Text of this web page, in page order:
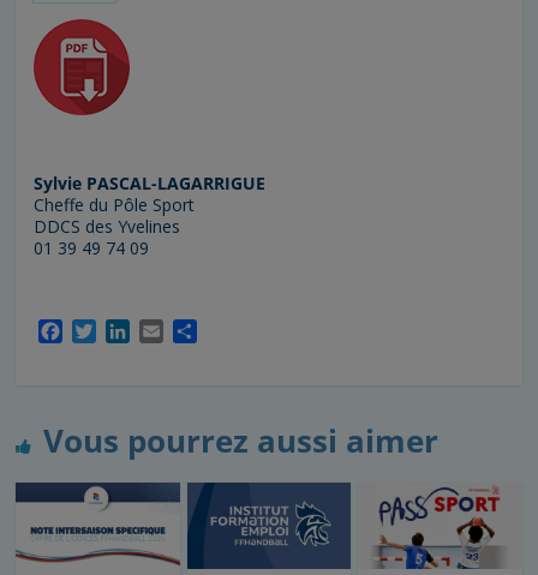
Sylvie PASCAL-LAGARRIGUE
Cheffe du Pôle Sport
DDCS des Yvelines
01 39 49 74 09
b
o
o
k
T
e
r
d
I
n
g
e
r
Vous pourrez aussi aimer